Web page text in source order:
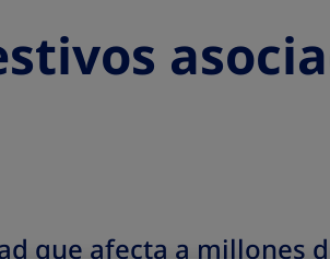
r
a
r
que afecta a millones